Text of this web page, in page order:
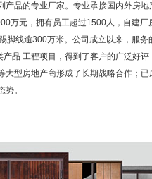
产品的专业厂家。专业承接国内外房地
万元，拥有员工超过1500人，自建厂
脚线逾300万米。公司成立以来，服务
品 工程项目，得到了客户的广泛好评
大型房地产商形成了长期战略合作；已
。